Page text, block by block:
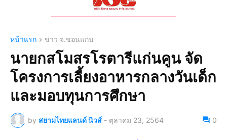
หน้าแรก ข่าว จ.ขอนแก่น
นายกสโมสรโรตารีแก่นคูน จัด
โครงการเลี้ยงอาหารกลางวันเด็ก
และมอบทุนการศึกษา
by สยามไทยแลนด์ นิวส์ - ตุลาคม 23, 2564 0